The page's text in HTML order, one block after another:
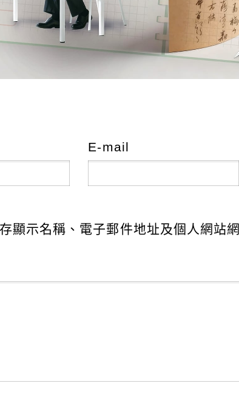
E-mail
顯示名稱、電子郵件地址及個人網站